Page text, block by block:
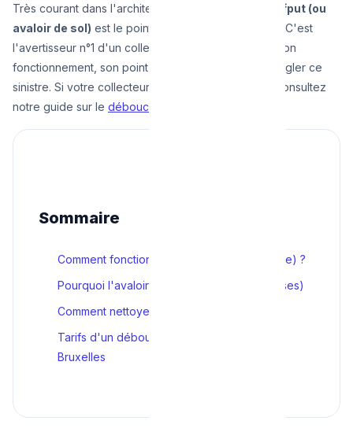
Très courant dans l'architecture bruxelloise,
le sterfput (ou
avaloir de sol) est le point le plus bas de la maison. C'est
l'avertisseur n°1 d'un collecteur bouché. Zoom sur son
fonctionnement, son point faible, et les tarifs pour régler ce
sinistre. Si votre collecteur est totalement obstrué, consultez
notre guide sur le débouchage d'égout
Sommaire
Comment fonctionne le sterfput (et sa cloche) ?
Pourquoi l'avaloir déborde-t-il ? (Les 2 causes)
Comment nettoyer son sterfput soi-même
Tarifs d'un débouchage Sterfput / Avaloir à
Bruxelles